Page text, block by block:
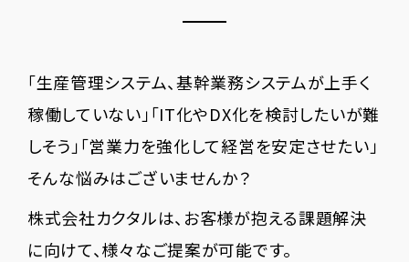
「生産管理システム、基幹業務システムが上手く
稼働していない」「IT化やDX化を検討したいが難
しそう」「営業力を強化して経営を安定させたい」
そんな悩みはございませんか？
株式会社カクタルは、お客様が抱える課題解決
に向けて、様々なご提案が可能です。